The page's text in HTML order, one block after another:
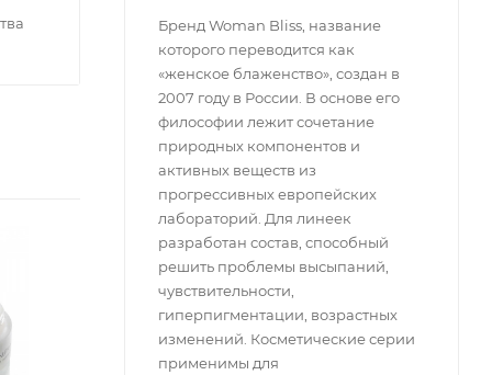
Бренд Woman Bliss, название
которого переводится как
«женское блаженство», создан в
2007 году в России. В основе его
философии лежит сочетание
природных компонентов и
активных веществ из
прогрессивных европейских
лабораторий. Для линеек
разработан состав, способный
решить проблемы высыпаний,
чувствительности,
гиперпигментации, возрастных
изменений. Косметические серии
применимы для